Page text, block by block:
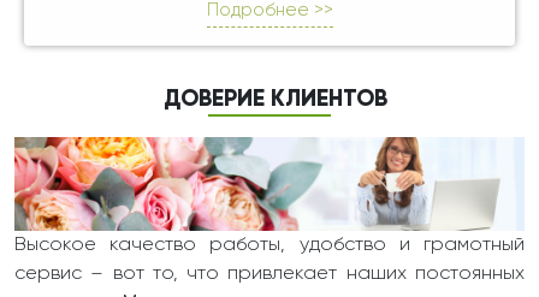
Подробнее >>
ДОВЕРИЕ КЛИЕНТОВ
Высокое качество работы, удобство и грамотный
сервис – вот то, что привлекает наших постоянных